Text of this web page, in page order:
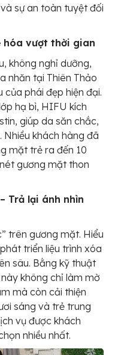
sự an toàn tuyệt đối
hóa vượt thời gian
không nghỉ dưỡng,
nhăn tại Thiên Thảo
của phái đẹp hiện đại.
hạ bì, HIFU kích
giúp da săn chắc,
khách hàng đã
mặt trẻ ra đến 10
gương mặt thon
Trả lại ánh nhìn
trên gương mặt. Hiểu
triển liệu trình xóa
sâu. Bằng kỹ thuật
không chỉ làm mờ
mà còn cải thiện
sáng và trẻ trung
vụ được khách
nhiều nhất.